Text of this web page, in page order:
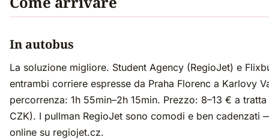
In autobus
La soluzione migliore. Student Agency (RegioJet) e
entrambi corriere espresse da Praha Florenc a Karlovy
percorrenza: 1h 55min–2h 15min. Prezzo: 8–13 € a
CZK). I pullman RegioJet sono comodi e ben cadenzati
online su regiojet.cz.